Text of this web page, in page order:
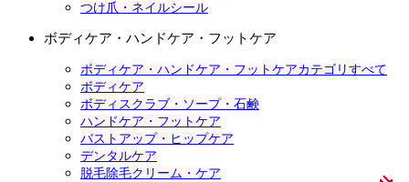
つけ爪・ネイルシール
ボディケア・ハンドケア・フットケア
ボディケア・ハンドケア・フットケアカテゴリすべて
ボディケア
ボディスクラブ・ソープ・石鹸
ハンドケア・フットケア
バストアップ・ヒップケア
デンタルケア
脱毛除毛クリーム・ケア